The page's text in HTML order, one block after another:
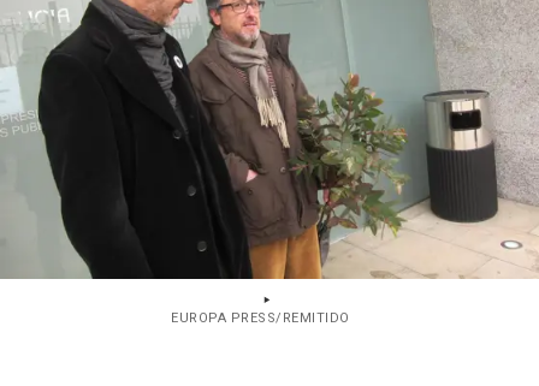
EUROPA PRESS/REMITIDO